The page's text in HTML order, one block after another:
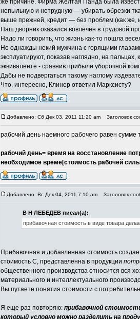
же причине. Фирма Желтая Панда была
непыльную и нетрудную — убирать обрезки
выше прежней, кредит — без проблем (как же,
Наш дворник оказался вовлечен в трудовой
Надо ли говорить, что жизнь как-то пошла
Но однажды некий мужчина с горящими
эксплуатируют, показав наглядно, на
эквиваленте - сравнив прибыли уборочной
Дабы не подвергаться такому наглому
Что, интересно, Клинер ответил Марксисту?
Добавлено: Сб Дек 03, 2011 11:20 am Заголовок
рабочий день наемного рабочего равен сумме
рабочий день= время на восстановление
необходимое време[стоимость рабочей
Добавлено: Вс Дек 04, 2011 7:10 am Заголовок
В Н ЛЕБЕДЕВ писал(а):
прибавочная стоимость в виде товара
Прибавочная и добавленная стоимость
стоимость С, представленна в продукции
общественного производства относится вся
материального и интеллектуального
Вы путаете понятия стоимости с
Я еще раз повторяю: прибавочной
который условно можно разделить на